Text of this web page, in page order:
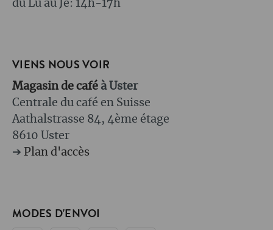
du Lu au Je: 14h-17h
VIENS NOUS VOIR
Magasin de café à Uster
Centrale du café en Suisse
Aathalstrasse 84, 4ème étage
8610 Uster
➔ Plan d'accès
MODES D'ENVOI